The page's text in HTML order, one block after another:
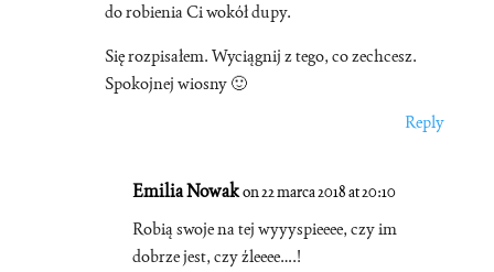
do robienia Ci wokół dupy.
Się rozpisałem. Wyciągnij z tego, co zechcesz.
Spokojnej wiosny 🙂
Reply
Emilia Nowakon 22 marca 2018 at 20:10
Robią swoje na tej wyyyspieeee, czy im
dobrze jest, czy źleeee….!